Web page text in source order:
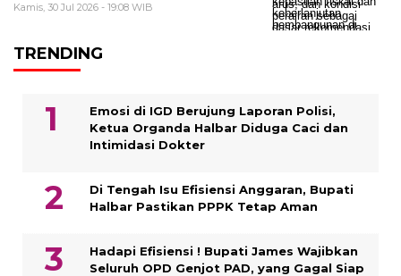
Kamis, 30 Jul 2026 - 19:08 WIB
TRENDING
Emosi di IGD Berujung Laporan Polisi,
Ketua Organda Halbar Diduga Caci dan
Intimidasi Dokter
Di Tengah Isu Efisiensi Anggaran, Bupati
Halbar Pastikan PPPK Tetap Aman
Hadapi Efisiensi ! Bupati James Wajibkan
Seluruh OPD Genjot PAD, yang Gagal Siap